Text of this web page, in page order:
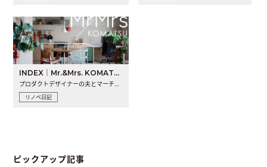
INDEX｜Mr.&Mrs. KOMATSU renovation diary
プロダクトデザイナーの夫とマーチャンダイザーの妻が、夫婦で..
リノベ日記
ピックアップ記事